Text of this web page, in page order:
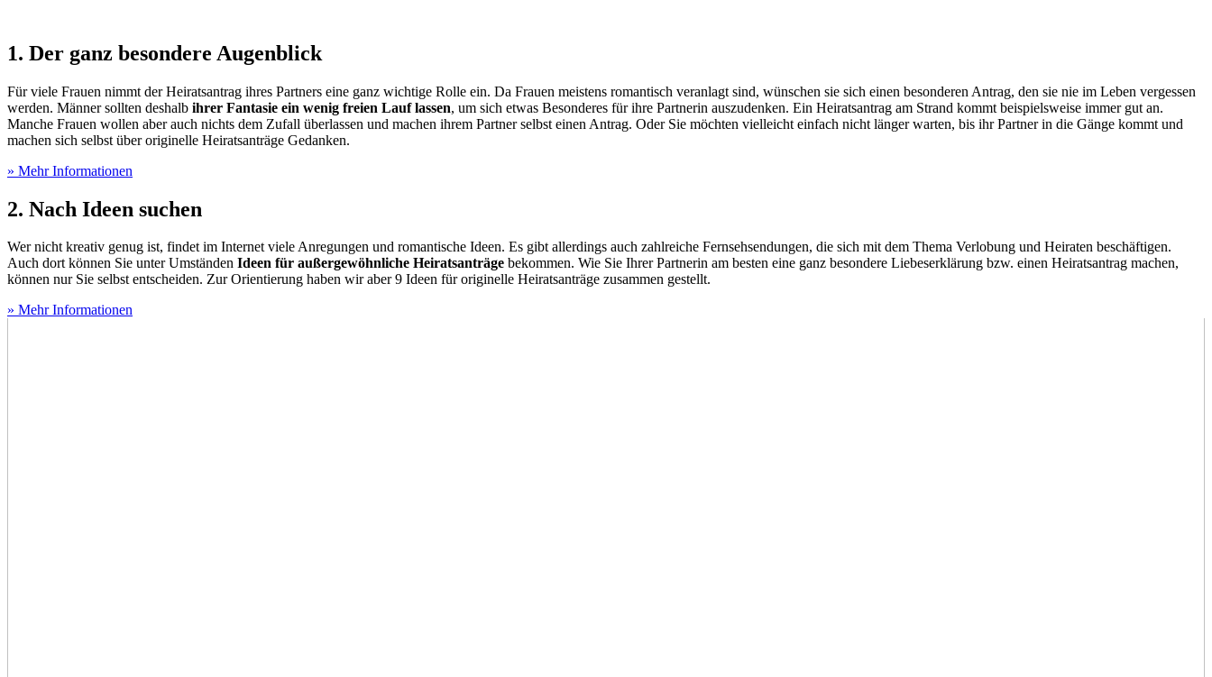
1. Der ganz besondere Augenblick
Für viele Frauen nimmt der Heiratsantrag ihres Partners eine ganz wichtige Rolle ein. Da Frauen meistens romantisch veranlagt sind, wünschen sie sich einen besonderen Antrag, den sie nie im Leben vergessen
werden. Männer sollten deshalb ihrer Fantasie ein wenig freien Lauf lassen, um sich etwas Besonderes für ihre Partnerin auszudenken. Ein Heiratsantrag am Strand kommt beispielsweise immer gut an.
Manche Frauen wollen aber auch nichts dem Zufall überlassen und machen ihrem Partner selbst einen Antrag. Oder Sie möchten vielleicht einfach nicht länger warten, bis ihr Partner in die Gänge kommt und
machen sich selbst über originelle Heiratsanträge Gedanken.
» Mehr Informationen
2. Nach Ideen suchen
Wer nicht kreativ genug ist, findet im Internet viele Anregungen und romantische Ideen. Es gibt allerdings auch zahlreiche Fernsehsendungen, die sich mit dem Thema Verlobung und Heiraten beschäftigen.
Auch dort können Sie unter Umständen Ideen für außergewöhnliche Heiratsanträge bekommen. Wie Sie Ihrer Partnerin am besten eine ganz besondere Liebeserklärung bzw. einen Heiratsantrag machen,
können nur Sie selbst entscheiden. Zur Orientierung haben wir aber 9 Ideen für originelle Heiratsanträge zusammen gestellt.
» Mehr Informationen